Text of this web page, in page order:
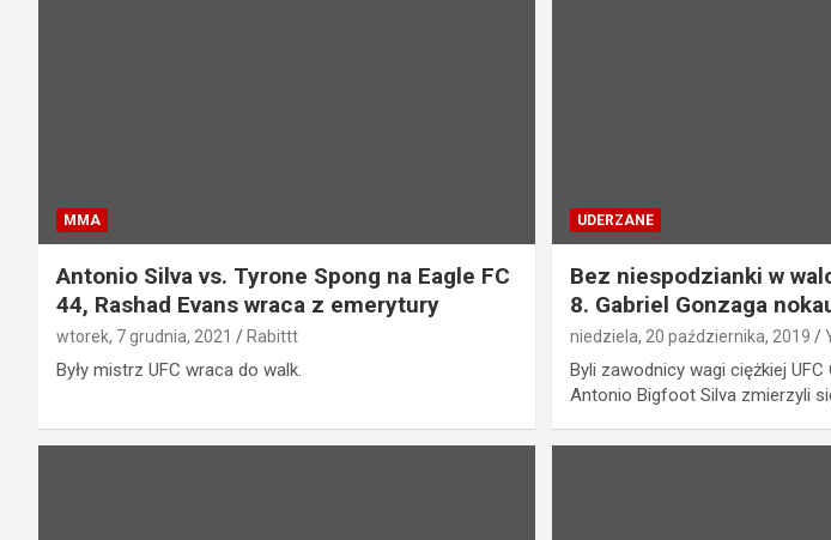
MMA
Antonio Silva vs. Tyrone Spong na Eagle FC
44, Rashad Evans wraca z emerytury
wtorek, 7 grudnia, 2021 Rabittt
Były mistrz UFC wraca do walk.
UDERZANE
Bez niespodzianki w
8. Gabriel Gonzaga
niedziela, 20 października, 2019
Byli zawodnicy wagi ciężkiej
Antonio Bigfoot Silva zmierzyli